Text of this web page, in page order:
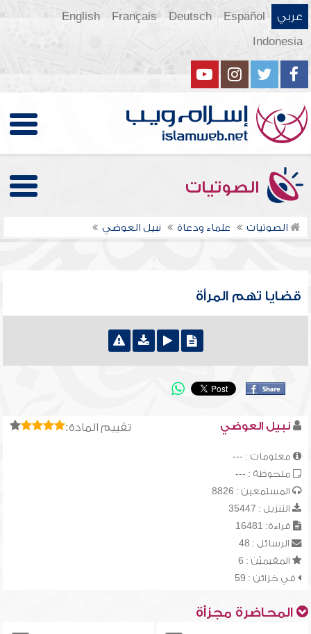
عربي Español
Deutsch
Français
English
Indonesia
الصوتيات
الصوتيات علماء ودعاة نبيل العوضي
قضايا تهم المرأة
تقييم المادة: نبيل العوضي
معلومات : ---
ملحوظة : ---
المستمعين : 8826
التنزيل : 35447
قراءة: 16481
الرسائل : 48
المقيميّن : 6
في خزائن : 59
المحاضرة مجزأة